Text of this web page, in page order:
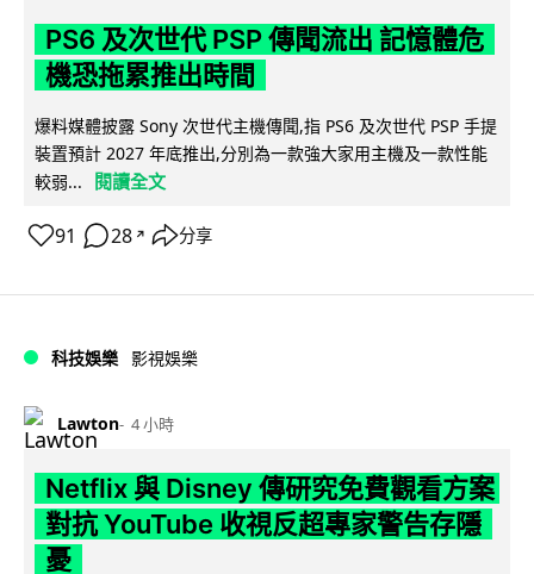
PS6 及次世代 PSP 傳聞流出 記憶體危
機恐拖累推出時間
爆料媒體披露 Sony 次世代主機傳聞,指 PS6 及次世代 PSP 手提
裝置預計 2027 年底推出,分別為一款強大家用主機及一款性能
較弱...
閱讀全文
91 28 ↗ 分享
科技娛樂 影視娛樂
Lawton 4 小時
Netflix 與 Disney 傳研究免費觀看方案
對抗 YouTube 收視反超專家警告存隱
憂